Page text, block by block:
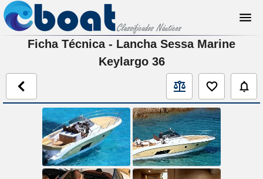
Ficha Técnica - Lancha Sessa Marine
Keylargo 36